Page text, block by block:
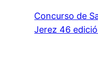
Concurso de
Jerez 46